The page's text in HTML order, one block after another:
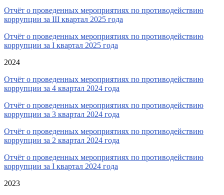
Отчёт о проведенных мероприятиях по противодействию
коррупции за III квартал 2025 года
Отчёт о проведенных мероприятиях по противодействию
коррупции за I квартал 2025 года
2024
Отчёт о проведенных мероприятиях по противодействию
коррупции за 4 квартал 2024 года
Отчёт о проведенных мероприятиях по противодействию
коррупции за 3 квартал 2024 года
Отчёт о проведенных мероприятиях по противодействию
коррупции за 2 квартал 2024 года
Отчёт о проведенных мероприятиях по противодействию
коррупции за I квартал 2024 года
2023